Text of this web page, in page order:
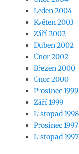
Leden 2004
Květen 2003
Září 2002
Duben 2002
Únor 2002
Březen 2000
Únor 2000
Prosinec 1999
Září 1999
Listopad 1998
Prosinec 1997
Listopad 1997